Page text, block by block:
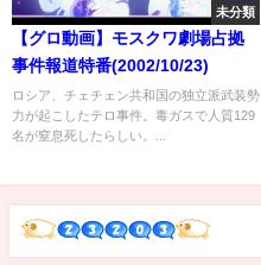
未分類
【グロ動画】モスクワ劇場占拠
事件報道特番(2002/10/23)
ロシア、チェチェン共和国の独立派武装勢
力が起こしたテロ事件。毒ガスで人質129
名が窒息死したらしい。...